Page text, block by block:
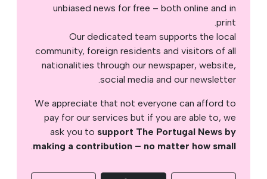
unbiased news for free – both online and in
print.
Our dedicated team supports the local
community, foreign residents and visitors of all
nationalities through our newspaper, website,
social media and our newsletter.
We appreciate that not everyone can afford to
pay for our services but if you are able to, we
ask you to support The Portugal News by
making a contribution – no matter how small
.